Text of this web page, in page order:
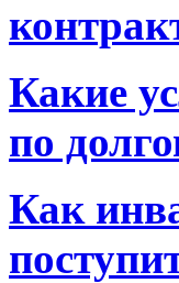
Какие
по
Как